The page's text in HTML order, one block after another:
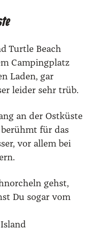
Turt­le Beach
Cam­ping­platz
Laden, gar
lei­der sehr trüb.
an der Ost­küs­te
berühmt für das
vor allem bei
gehst,
Du sogar vom